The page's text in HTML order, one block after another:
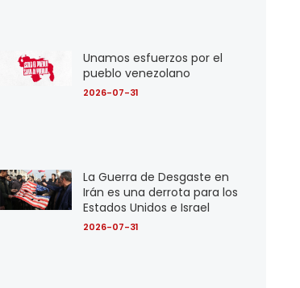
Unamos esfuerzos por el
pueblo venezolano
2026-07-31
La Guerra de Desgaste en
Irán es una derrota para los
Estados Unidos e Israel
2026-07-31